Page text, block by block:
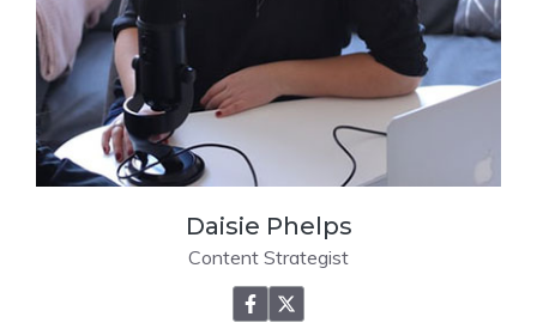
Daisie Phelps
Content Strategist